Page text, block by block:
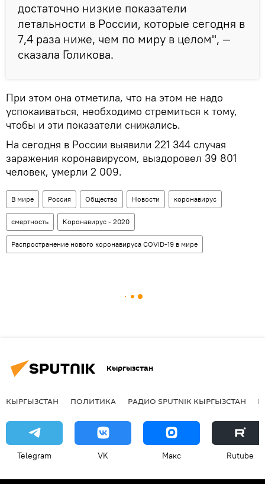
достаточно низкие показатели
летальности в России, которые сегодня в
7,4 раза ниже, чем по миру в целом", —
сказала Голикова.
При этом она отметила, что на этом не надо
успокаиваться, необходимо стремиться к тому,
чтобы и эти показатели снижались.
На сегодня в России выявили 221 344 случая
заражения коронавирусом, выздоровел 39 801
человек, умерли 2 009.
В мире Россия Общество Новости коронавирус
смертность Коронавирус - 2020
Распространение нового коронавируса COVID-19 в мире
Кыргызстан
КЫРГЫЗСТАН ПОЛИТИКА РАДИО SPUTNIK КЫРГЫЗСТАН
Telegram VK Макс Rutube